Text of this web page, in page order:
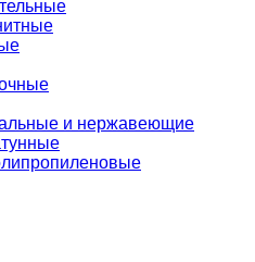
и нержавеющие